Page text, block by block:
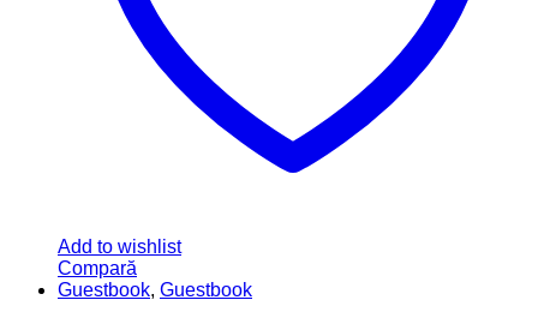
Add to wishlist
Compară
Guestbook, Guestbook